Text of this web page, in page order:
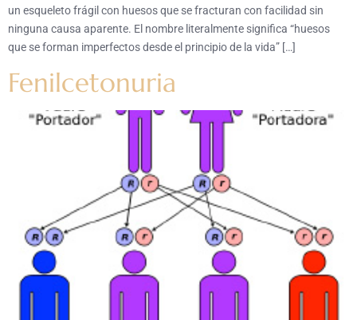
un esqueleto frágil con huesos que se fracturan con facilidad sin
ninguna causa aparente. El nombre literalmente significa “huesos
que se forman imperfectos desde el principio de la vida” […]
Fenilcetonuria